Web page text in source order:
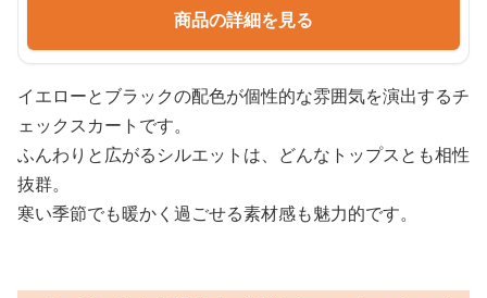
商品の詳細を見る
イエローとブラックの配色が個性的な雰囲気を演出するチ
ェックスカートです。
ふんわりと広がるシルエットは、どんなトップスとも相性
抜群。
寒い季節でも暖かく過ごせる素材感も魅力的です。